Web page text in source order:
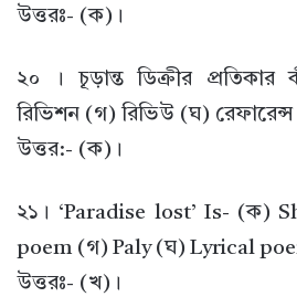
উত্তরঃ- (ক)।
২০ । চূড়ান্ত ডিক্রীর
রিভিশন (গ) রিভিউ (ঘ)
উত্তর:- (ক)।
২১। ‘Paradise lost’ Is- (ক)
poem (গ) Paly (ঘ) Lyrical
উত্তরঃ- (খ)।